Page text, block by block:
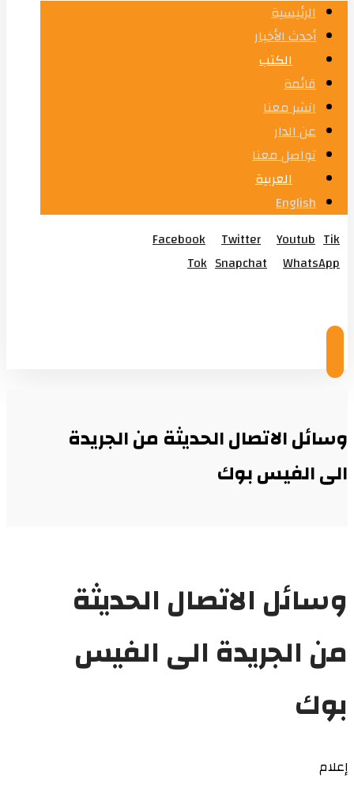
الرئيسية
أحدث الأخبار
الكتب
قائمة
انشر معنا
عن الدار
تواصل معنا
العربية
English
Facebook
Twitter Youtub Tik
Tok Snapchat
WhatsApp
وسائل الاتصال الحديثة من الجريدة
الى الفيس بوك
وسائل الاتصال الحديثة
من الجريدة الى الفيس
بوك
إعلام